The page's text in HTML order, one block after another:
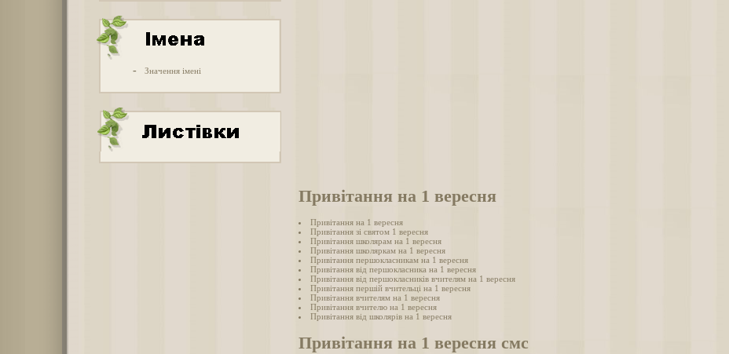
- Значення імені
Привітання на 1 вересня
Привітання на 1 вересня
Привітання зі святом 1 вересня
Привітання школярам на 1 вересня
Привітання школяркам на 1 вересня
Привітання першокласникам на 1 вересня
Привітання від першокласника на 1 вересня
Привітання від першокласників вчителям на 1 вересня
Привітання першій вчительці на 1 вересня
Привітання вчителям на 1 вересня
Привітання вчителю на 1 вересня
Привітання від школярів на 1 вересня
Привітання на 1 вересня смс